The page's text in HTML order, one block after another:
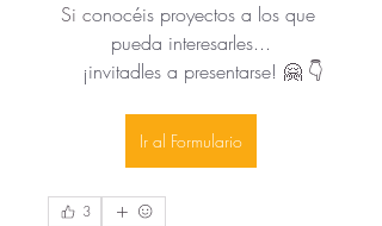
Si conocéis proyectos a los que
pueda interesarles...
¡invitadles a presentarse!
Ir al Formulario
3